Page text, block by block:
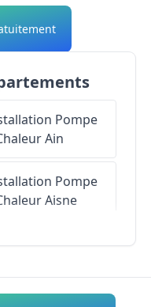
Pompe
Ain
Pompe
Aisne
Pompe